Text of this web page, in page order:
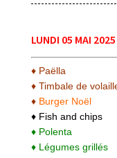
LUNDI 05 MAI 2025
♦ Paëlla
♦ Timbale de
♦ Burger Noël
♦ Fish and chips
♦ Polenta
♦ Légumes grillés